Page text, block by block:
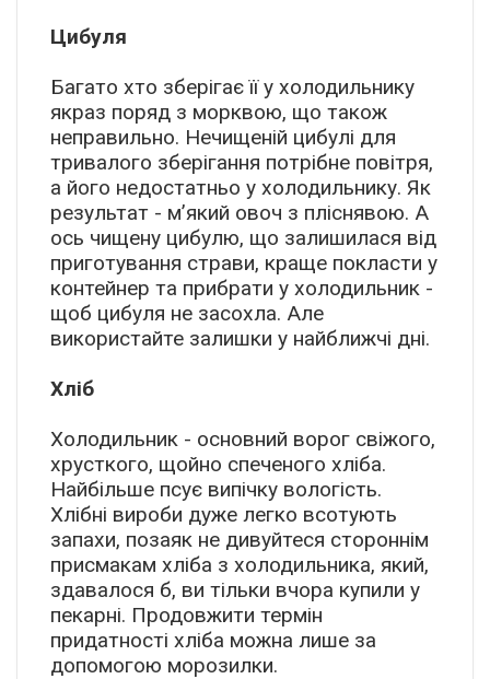
Цибуля
Багато хто зберігає її у холодильнику
якраз поряд з морквою, що також
неправильно. Нечищеній цибулі для
тривалого зберігання потрібне повітря,
а його недостатньо у холодильнику. Як
результат - м’який овоч з пліснявою. А
ось чищену цибулю, що залишилася від
приготування страви, краще покласти у
контейнер та прибрати у холодильник -
щоб цибуля не засохла. Але
використайте залишки у найближчі дні.
Хліб
Холодильник - основний ворог свіжого,
хрусткого, щойно спеченого хліба.
Найбільше псує випічку вологість.
Хлібні вироби дуже легко всотують
запахи, позаяк не дивуйтеся стороннім
присмакам хліба з холодильника, який,
здавалося б, ви тільки вчора купили у
пекарні. Продовжити термін
придатності хліба можна лише за
допомогою морозилки.